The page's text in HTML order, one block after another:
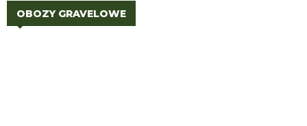
OBOZY GRAVELOWE